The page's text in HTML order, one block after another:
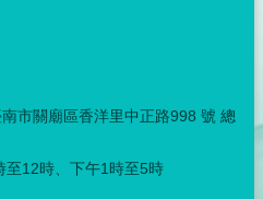
市關廟區香洋里中正路998 號 總
至12時、下午1時至5時